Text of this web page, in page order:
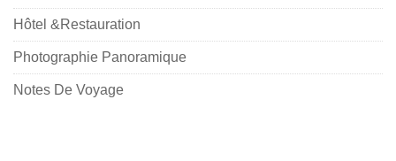
Hôtel &Restauration
Photographie Panoramique
Notes De Voyage